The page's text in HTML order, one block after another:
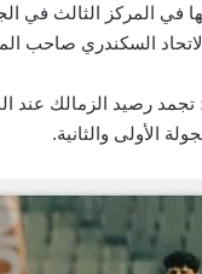
بها في المركز الثالث في
السكندري صاحب
رصيد الزمالك عند
الأولى والثانية.